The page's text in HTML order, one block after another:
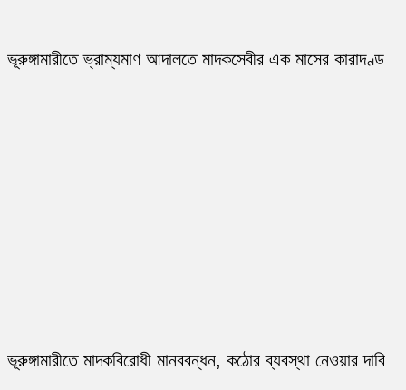
ভূরুঙ্গামারীতে ভ্রাম্যমাণ আদালতে মাদকসেবীর এক মাসের কারাদণ্ড
ভূরুঙ্গামারীতে মাদকবিরোধী মানববন্ধন, কঠোর ব্যবস্থা নেওয়ার দাবি